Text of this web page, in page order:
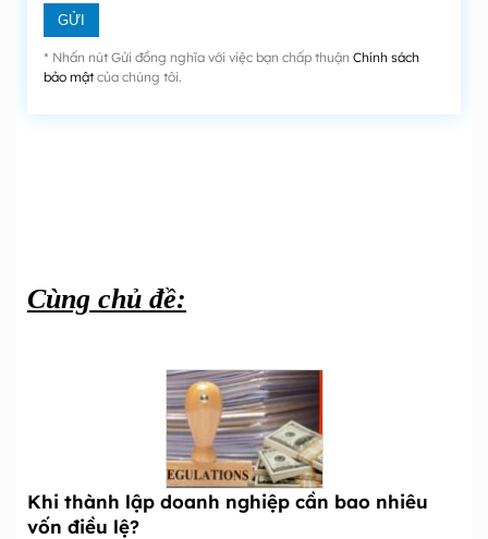
* Nhấn nút Gửi đồng nghĩa với việc bạn chấp thuận Chính sách
bảo mậtcủa chúng tôi.
Cùng chủ đề:
Khi thành lập doanh nghiệp cần bao nhiêu
vốn điều lệ?